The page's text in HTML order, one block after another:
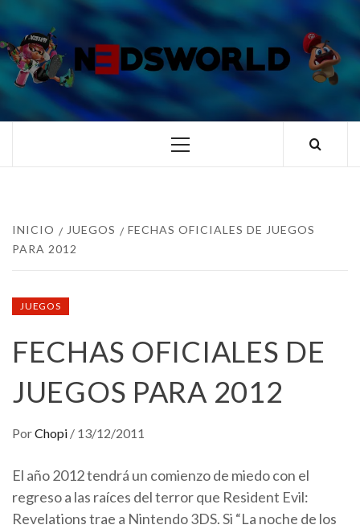
al
contenido
TUS ESPECIALISTAS EN NINTENDO
Menú
INICIO JUEGOS
FECHAS OFICIALES DE JUEGOS
PARA 2012
JUEGOS
FECHAS OFICIALES DE
JUEGOS PARA 2012
PorChopi / 13/12/2011
El año 2012 tendrá un comienzo de miedo con el
regreso a las raíces del terror que Resident Evil:
Revelations trae a Nintendo 3DS. Si “La noche de los